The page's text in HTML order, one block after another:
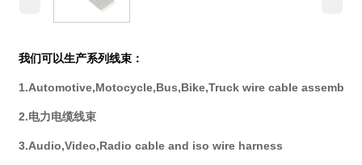
我们可以生产系列线束：
1.Automotive,Motocycle,Bus,Bike,Truck wire cable assembly
2.电力电缆线束
3.Audio,Video,Radio cable and iso wire harness